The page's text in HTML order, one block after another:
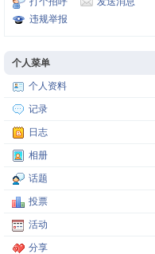
违规举报
个人菜单
个人资料
记录
日志
相册
话题
投票
活动
分享